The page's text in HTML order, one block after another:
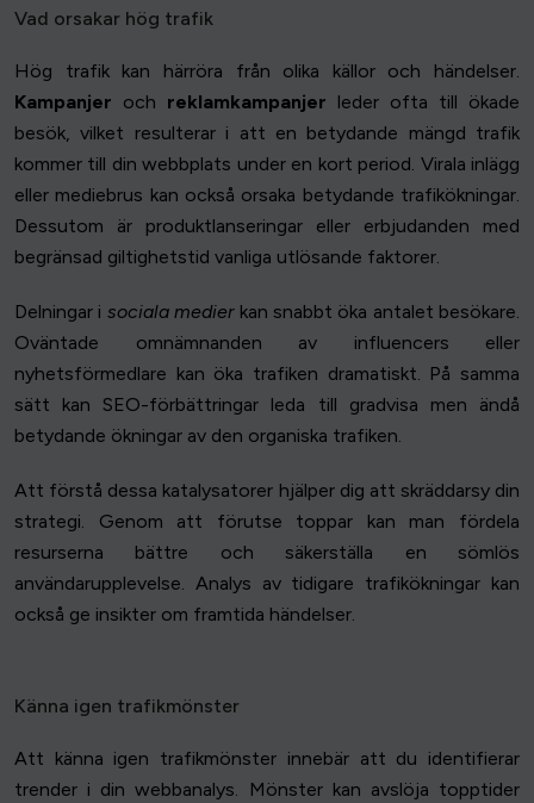
Vad orsakar hög trafik
Hög trafik kan härröra från olika källor och händelser.
Kampanjer och reklamkampanjer leder ofta till ökade
besök, vilket resulterar i att en betydande mängd trafik
kommer till din webbplats under en kort period. Virala inlägg
eller mediebrus kan också orsaka betydande trafikökningar.
Dessutom är produktlanseringar eller erbjudanden med
begränsad giltighetstid vanliga utlösande faktorer.
Delningar i sociala medierkan snabbt öka antalet besökare.
Oväntade omnämnanden av influencers eller
nyhetsförmedlare kan öka trafiken dramatiskt. På samma
sätt kan SEO-förbättringar leda till gradvisa men ändå
betydande ökningar av den organiska trafiken.
Att förstå dessa katalysatorer hjälper dig att skräddarsy din
strategi. Genom att förutse toppar kan man fördela
resurserna bättre och säkerställa en sömlös
användarupplevelse. Analys av tidigare trafikökningar kan
också ge insikter om framtida händelser.
Känna igen trafikmönster
Att känna igen trafikmönster innebär att du identifierar
trender i din webbanalys. Mönster kan avslöja topptider